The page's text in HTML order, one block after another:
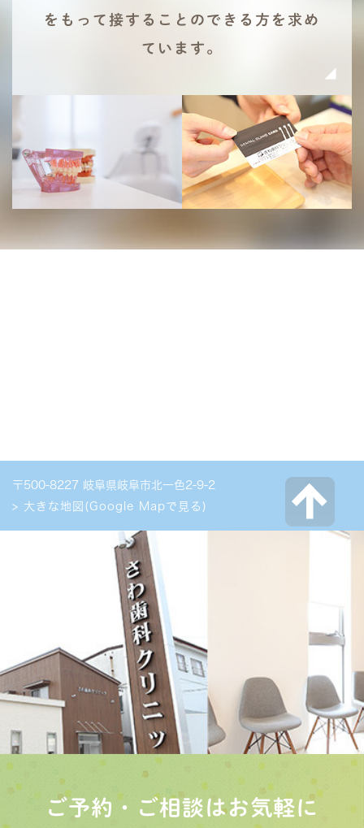
をもって接することのできる方を求め
ています。
〒500-8227 岐阜県岐阜市北一色2-9-2
> 大きな地図(Google Mapで見る)
ご予約・ご相談はお気軽に